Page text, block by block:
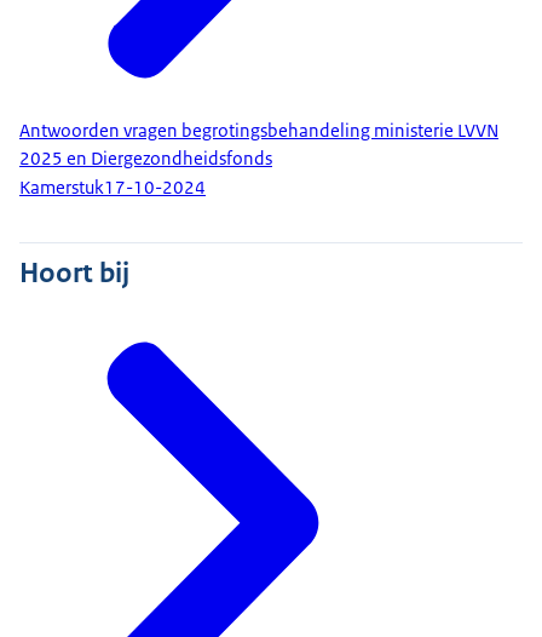
Antwoorden vragen begrotingsbehandeling ministerie LVVN
2025 en Diergezondheidsfonds
Kamerstuk17-10-2024
Hoort bij